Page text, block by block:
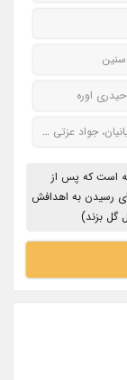
حیدری اوره
جواد عزتی و ستاره پسیانی
است که پس از
رسیدن به اهدافش
گل بزند)